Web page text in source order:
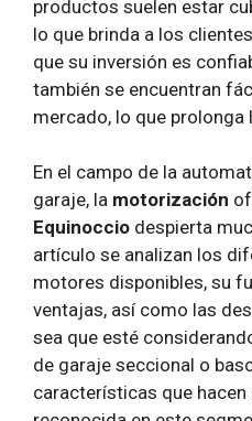
productos suelen estar
lo que brinda a los
que su inversión es
también se encuentran
mercado, lo que prolonga
En el campo de la
garaje, la motorización
Equinoccio despierta
artículo se analizan los
motores disponibles, su
ventajas, así como las
sea que esté
de garaje seccional o
características que hacen